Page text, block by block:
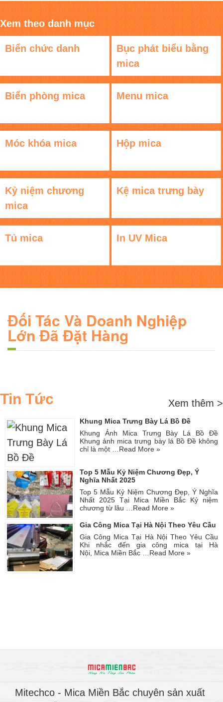
Xem theo danh mục
Biển chức danh
Bục phát biểu bằng
mica
Biển phòng mica Menu mica
Móc khóa mica Hộp mica
Kỷ niệm chương
mica
Kệ mica trưng bày
Tủ mica In UV Mica
Đối Tác Và Doanh Nghiệp
Lớn Đã Đặt Hàng
Tin Tức Xem thêm >
Khung Mica Trưng Bày Lá Bồ Đề
Khung Ảnh Mica Trưng Bày Lá Bồ Đề
Khung ảnh mica trưng bày lá Bồ Đề không
chỉ là một … Read More »
Top 5 Mẫu Kỷ Niệm Chương Đẹp, Ý
Nghĩa Nhất 2025
Top 5 Mẫu Kỷ Niệm Chương Đẹp, Ý Nghĩa
Nhất 2025 Tại Mica Miền Bắc Kỷ niệm
chương từ lâu … Read More »
Gia Công Mica Tại Hà Nội Theo Yêu Cầu
Gia Công Mica Tại Hà Nội Theo Yêu Cầu
Khi nhắc đến gia công mica tại Hà
Nội, Mica Miền Bắc …Read More »
Mitechco - Mica Miền Bắc chuyên sản xuất